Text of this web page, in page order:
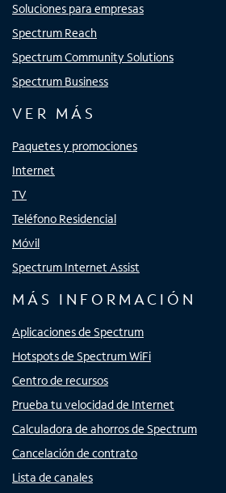
Soluciones para empresas
Spectrum Reach
Spectrum Community Solutions
Spectrum Business
VER MÁS
Paquetes y promociones
Internet
TV
Teléfono Residencial
Móvil
Spectrum Internet Assist
MÁS INFORMACIÓN
Aplicaciones de Spectrum
Hotspots de Spectrum WiFi
Centro de recursos
Prueba tu velocidad de Internet
Calculadora de ahorros de Spectrum
Cancelación de contrato
Lista de canales